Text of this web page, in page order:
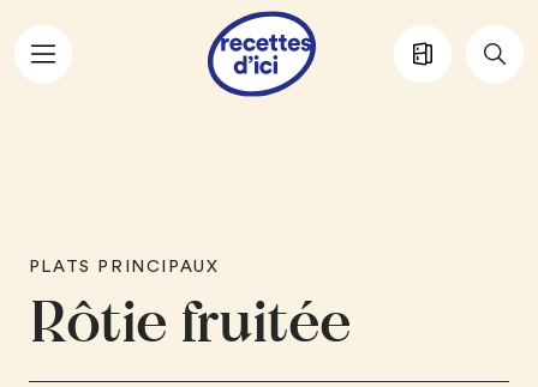
Aller au contenu principal
PLATS PRINCIPAUX
Rôtie fruitée